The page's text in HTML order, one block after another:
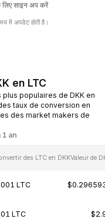
साइन अप करें
में अपडेट होती है।
en LTC
populaires de DKK en
taux de conversion en
des market makers de
1 an
des LTC en DKKValeur de
LTC
LTC